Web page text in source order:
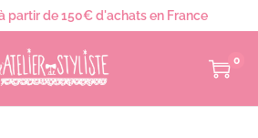
partir de 150€ d'achats en France
0